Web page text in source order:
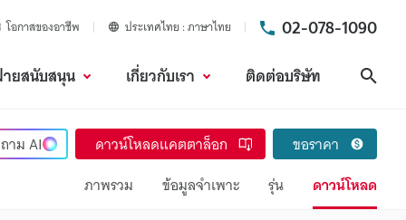
โอกาสของอาชีพ ประเทศไทย ภาษาไทย 02-078-1090
ยสนับสนุน เกี่ยวกับเรา ติดต่อบริษัท
ถามAI ดาวน์โหลดแคตตาล็อก
ขอราคา
ภาพรวม
ข้อมูลจำเพาะ รุ่น ดาวน์โหลด